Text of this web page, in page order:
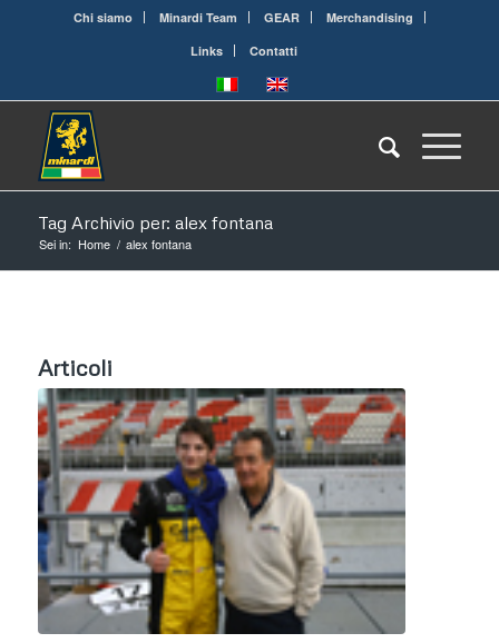
Chi siamo Minardi Team GEAR
Merchandising
Links
Contatti
Tag Archivio per: alex fontana
Sei in: Home / alex fontana
Articoli